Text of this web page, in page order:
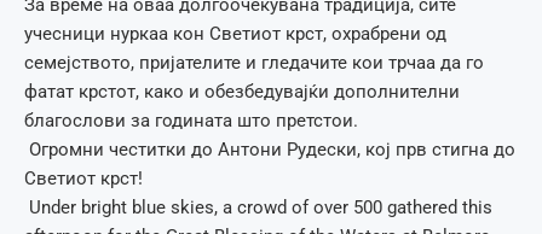
За време на оваа долгоочекувана традиција, сите
учесници нуркаа кон Светиот крст, охрабрени од
семејството, пријателите и гледачите кои трчаа да го
фатат крстот, како и обезбедувајќи дополнителни
благослови за годината што претстои.
Огромни честитки до Антони Рудески, кој прв стигна до
Светиот крст!
Under bright blue skies, a crowd of over 500 gathered this